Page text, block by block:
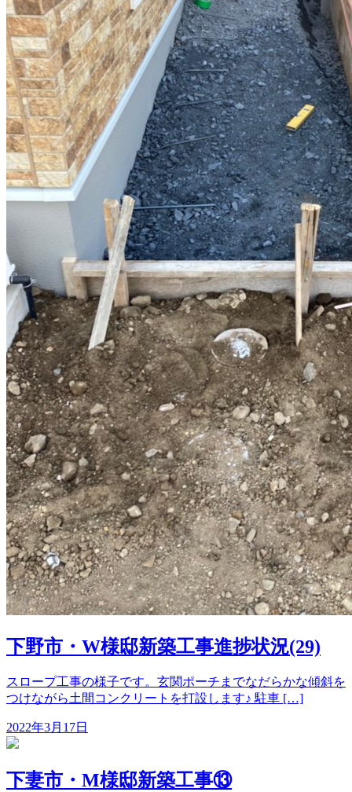
下野市・W様邸新築工事進捗状況(29)
スロープ工事の様子です。玄関ポーチまでなだらかな傾斜を
つけながら土間コンクリートを打設します♪ 駐車 […]
2022年3月17日
下妻市・M様邸新築工事⑬